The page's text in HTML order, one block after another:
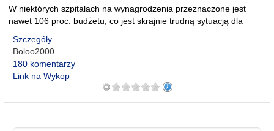
W niektórych szpitalach na wynagrodzenia przeznaczone jest
nawet 106 proc. budżetu, co jest skrajnie trudną sytuacją dla
Szczegóły
Boloo2000
180 komentarzy
Link na Wykop